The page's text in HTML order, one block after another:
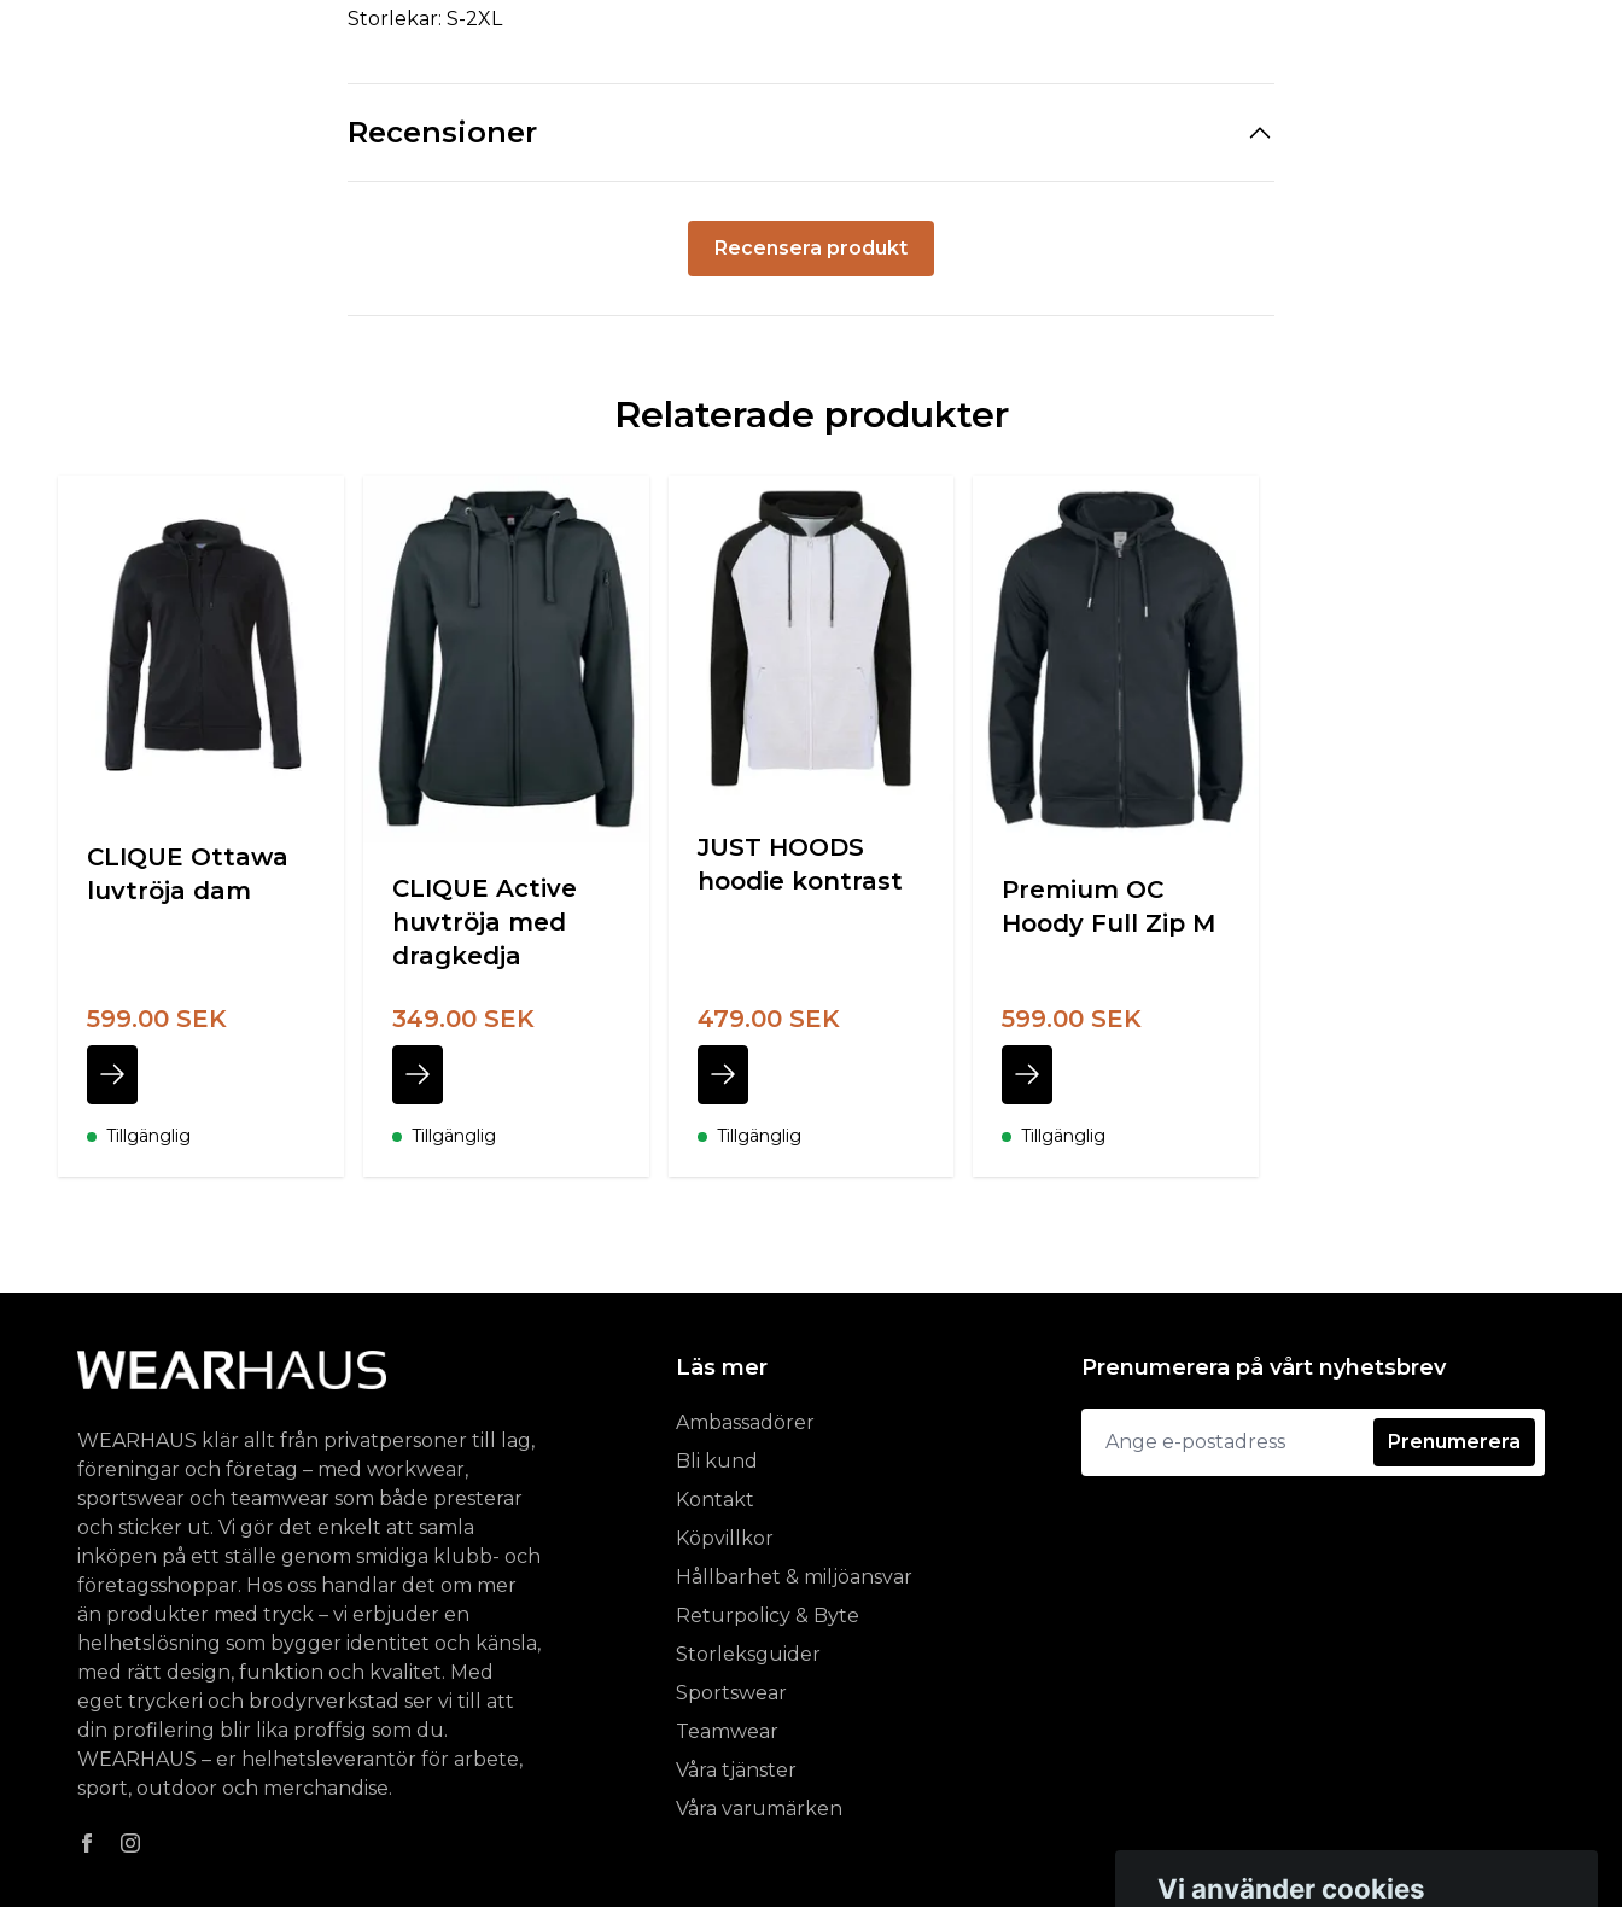
Storlekar: S-2XL
Recensioner
Recensera produkt
Relaterade produkter
CLIQUE Ottawa
luvtröja dam
599.00 SEK
Tillgänglig
CLIQUE Active
huvtröja med
dragkedja
349.00 SEK
Tillgänglig
JUST HOODS
hoodie kontrast
479.00 SEK
Tillgänglig
Premium OC
Hoody Full Zip M
599.00 SEK
Tillgänglig
WEARHAUS klär allt från privatpersoner till lag,
föreningar och företag – med workwear,
sportswear och teamwear som både presterar
och sticker ut. Vi gör det enkelt att samla
inköpen på ett ställe genom smidiga klubb- och
företagsshoppar. Hos oss handlar det om mer
än produkter med tryck – vi erbjuder en
helhetslösning som bygger identitet och känsla,
med rätt design, funktion och kvalitet. Med
eget tryckeri och brodyrverkstad ser vi till att
din profilering blir lika proffsig som du.
WEARHAUS – er helhetsleverantör för arbete,
sport, outdoor och merchandise.
Läs mer
Ambassadörer
Bli kund
Kontakt
Köpvillkor
Hållbarhet & miljöansvar
Returpolicy & Byte
Storleksguider
Sportswear
Teamwear
Våra tjänster
Våra varumärken
Prenumerera på vårt nyhetsbrev
Prenumerera
Vi använder cookies